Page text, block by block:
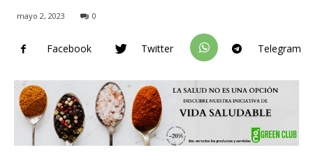
mayo 2, 2023 0
Facebook Twitter Telegram